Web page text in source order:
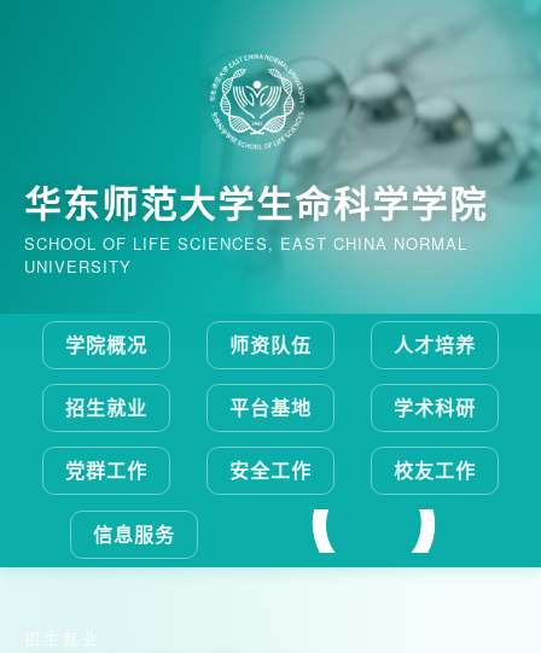
华东师范大学生命科学学院
SCHOOL OF LIFE SCIENCES, EAST CHINA NORMAL
UNIVERSITY
学院概况 师资队伍 人才培养
招生就业 平台基地 学术科研
党群工作 安全工作 校友工作
信息服务
招生就业